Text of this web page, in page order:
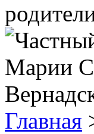
Главная